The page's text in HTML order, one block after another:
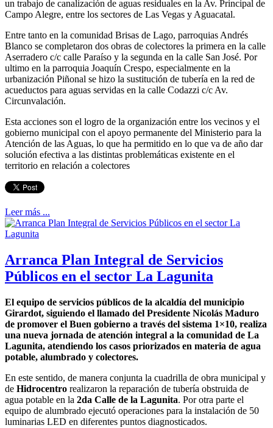
un trabajo de canalización de aguas residuales en la Av. Principal de
Campo Alegre, entre los sectores de Las Vegas y Aguacatal.
Entre tanto en la comunidad Brisas de Lago, parroquias Andrés
Blanco se completaron dos obras de colectores la primera en la calle
Aserradero c/c calle Paraíso y la segunda en la calle San José. Por
ultimo en la parroquia Joaquín Crespo, especialmente en la
urbanización Piñonal se hizo la sustitución de tubería en la red de
acueductos para aguas servidas en la calle Codazzi c/c Av.
Circunvalación.
Esta acciones son el logro de la organización entre los vecinos y el
gobierno municipal con el apoyo permanente del Ministerio para la
Atención de las Aguas, lo que ha permitido en lo que va de año dar
solución efectiva a las distintas problemáticas existente en el
territorio en relación a colectores
Leer más ...
Arranca Plan Integral de Servicios
Públicos en el sector La Lagunita
El equipo de servicios públicos de la alcaldía del municipio
Girardot, siguiendo el llamado del Presidente Nicolás Maduro
de promover el Buen gobierno a través del sistema 1×10, realiza
una nueva jornada de atención integral a la comunidad de La
Lagunita, atendiendo los casos priorizados en materia de agua
potable, alumbrado y colectores.
En este sentido, de manera conjunta la cuadrilla de obra municipal y
de Hidrocentro realizaron la reparación de tubería obstruida de
agua potable en la 2da Calle de la Lagunita. Por otra parte el
equipo de alumbrado ejecutó operaciones para la instalación de 50
luminarias LED en diferentes puntos diagnosticados.